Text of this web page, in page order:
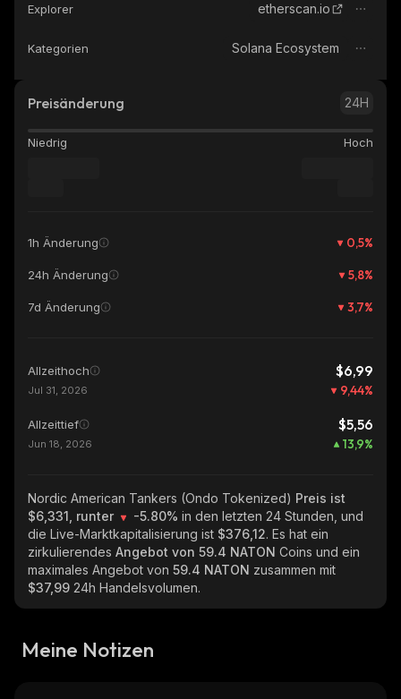
Explorer etherscan.io
Kategorien Solana Ecosystem
Preisänderung 24H
Niedrig Hoch
1h Änderung 0,5%
24h Änderung 5,8%
7d Änderung 3,7%
Allzeithoch $6,99
Jul 31, 2026 9,44%
Allzeittief $5,56
Jun 18, 2026 13,9%
Nordic American Tankers (Ondo Tokenized) Preis ist
$6,331, runter
-5.80% in den letzten 24 Stunden, und
die Live-Marktkapitalisierung ist $376,12. Es hat ein
zirkulierendes Angebot von 59.4 NATON Coins und ein
maximales Angebot von 59.4 NATON zusammen mit
$37,99 24h Handelsvolumen.
Meine Notizen